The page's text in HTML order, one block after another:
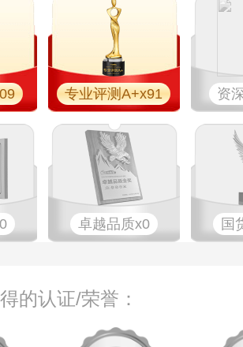
专业评测A+x91 资
卓越品质x0 国
的认证/荣誉：